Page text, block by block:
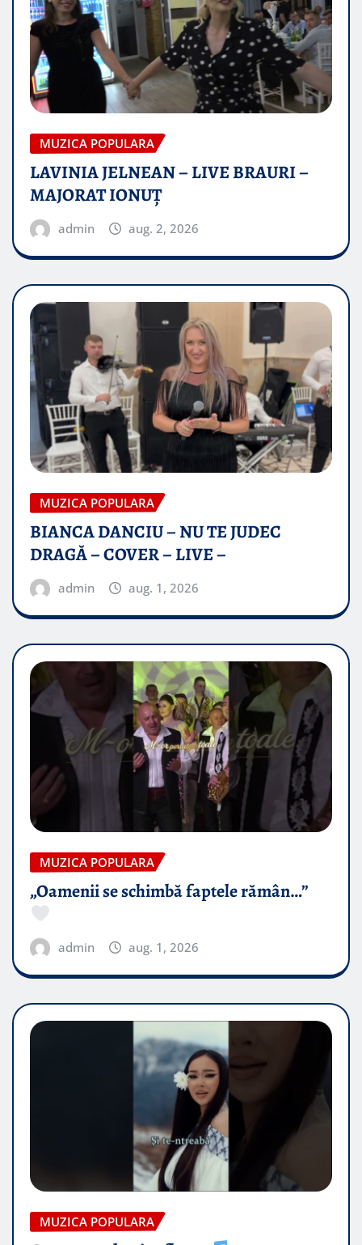
MUZICA POPULARA
LAVINIA JELNEAN – LIVE BRAURI –
MAJORAT IONUŢ
admin aug. 2, 2026
MUZICA POPULARA
BIANCA DANCIU – NU TE JUDEC
DRAGĂ – COVER – LIVE –
admin aug. 1, 2026
MUZICA POPULARA
„Oamenii se schimbă faptele rămân…”
admin aug. 1, 2026
MUZICA POPULARA